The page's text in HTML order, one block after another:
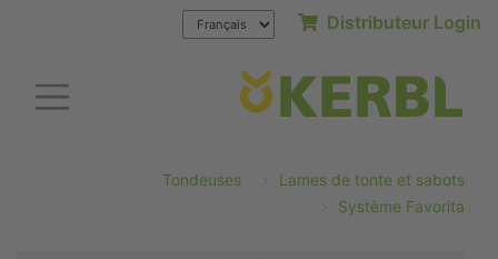
Distributeur Login
Tondeuses
Lames de tonte et sabots
Système Favorita